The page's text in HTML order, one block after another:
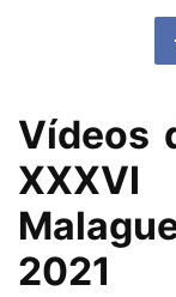
Vídeos
2021